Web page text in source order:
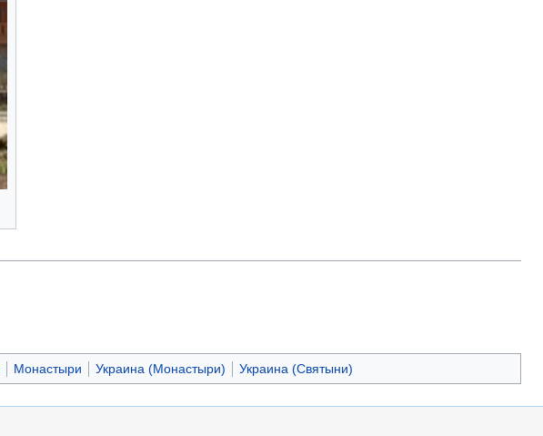
Монастыри Украина (Монастыри) Украина (Святыни)